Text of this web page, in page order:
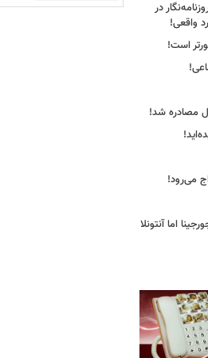
در
واقعی!
است!
مصادره شد!
می‌رود!
اما آنتونلا